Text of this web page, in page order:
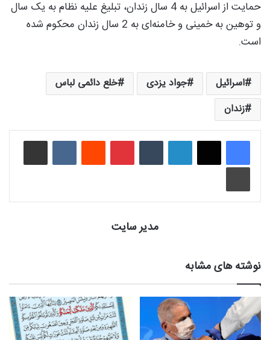
حمایت از اسرائیل به 4 سال زندان، تبلیغ علیه نظام به یک سال
و توهین به خمینی و خامنه‌ای به 2 سال زندان محکوم شده
است.
اسرائیل جواد یزدی
خلع دائمی لباس
زندان
لینکدین ‫تامبلر ‫پین‌ترست‫رددیت ‫VKontakteاشتراک گذاری از طریق ایمیل
چاپ
مدیر سایت
نوشته های مشابه